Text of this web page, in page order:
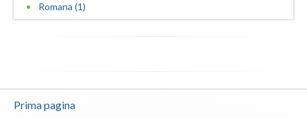
Romana (1)
Prima pagina